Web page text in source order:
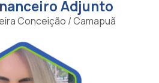
Adjunto
Conceição / Camapuã